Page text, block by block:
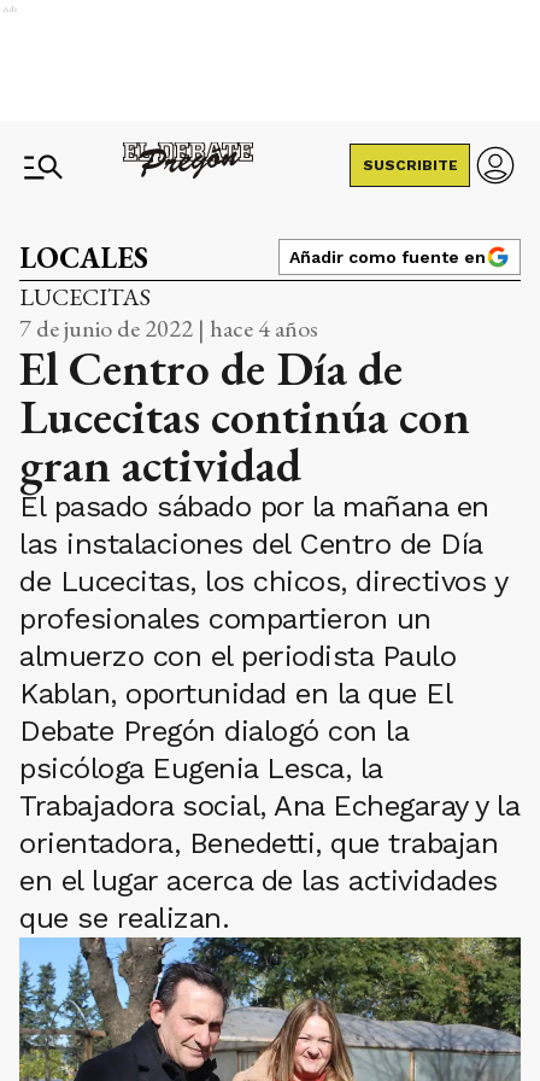
Ads
SUSCRIBITE
LOCALES Añadir como fuente en
LUCECITAS
7 de junio de 2022 | hace 4 años
El Centro de Día de
Lucecitas continúa con
gran actividad
El pasado sábado por la mañana en
las instalaciones del Centro de Día
de Lucecitas, los chicos, directivos y
profesionales compartieron un
almuerzo con el periodista Paulo
Kablan, oportunidad en la que El
Debate Pregón dialogó con la
psicóloga Eugenia Lesca, la
Trabajadora social, Ana Echegaray y la
orientadora, Benedetti, que trabajan
en el lugar acerca de las actividades
que se realizan.